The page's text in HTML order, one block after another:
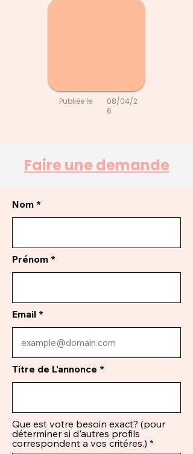
Publiée le
08/04/2
6
Faire une demande
Nom
Prénom
Email
Titre de L'annonce
Que est votre besoin exact? (pour
déterminer si d'autres profils
correspondent a vos critéres.)